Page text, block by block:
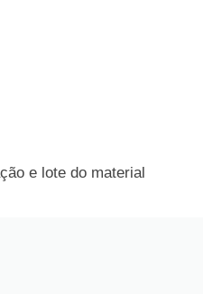
e lote do material